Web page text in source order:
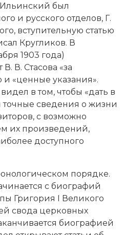
Ильинский был
и русского отделов, Г.
вступительную статью
Кругликов. В
1903 года)
В. Стасова «за
и «ценные указания».
в том, чтобы «дать в
сведения о жизни
с возможно
их произведений,
доступного
порядке.
с биографий
Григория I Великого
свода церковных
биографией